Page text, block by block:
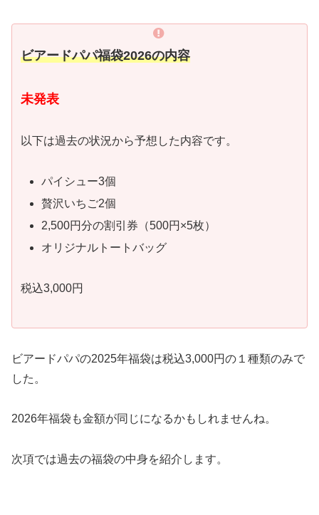
ビアードパパ福袋2026の内容
未発表
以下は過去の状況から予想した内容です。
パイシュー3個
贅沢いちご2個
2,500円分の割引券（500円×5枚）
オリジナルトートバッグ
税込3,000円
ビアードパパの2025年福袋は税込3,000円の１種類のみで
した。
2026年福袋も金額が同じになるかもしれませんね。
次項では過去の福袋の中身を紹介します。